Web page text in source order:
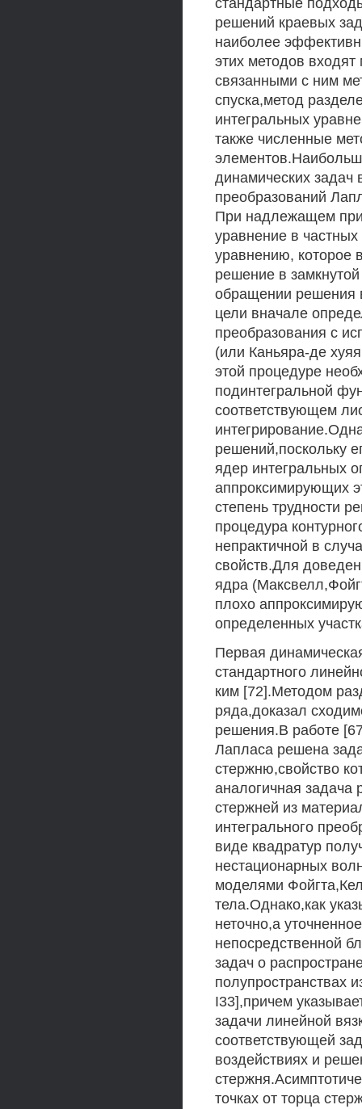
стандартные
решений краевых
наиболее
этих методов
связанными с ним
спуска,метод
интегральных
также численные
динамических задач
преобразований
При надлежащем
уравнение в
уравнению, которое
решение в
обращении решения
цели вначале
преобразования с
(или Каньяра-де
этой процедуре
подинтегральной
соответствующем
решений,поскольку
ядер интегральных
аппроксимирующих
степень трудности
процедура
непрактичной в
свойств.Для
ядра
плохо
определенных
Первая
стандартного
ким [72].Методом
ряда,доказал
решения.В работе
Лапласа решена
стержню,свойство
аналогичная задача
стержней из
интегрального
виде квадратур
нестационарных
моделями
тела.Однако,как
неточно,а
непосредственной
задач о
полупространствах
I33],причем
задачи линейной
соответствующей
воздействиях и
точках от торца